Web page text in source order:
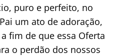
puro e perfeito, no
um ato de adoração,
fim de que essa Oferta
o perdão dos nossos